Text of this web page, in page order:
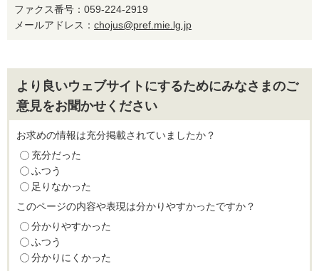
ファクス番号：059-224-2919
メールアドレス： chojus@pref.mie.lg.jp
より良いウェブサイトにするためにみなさまのご
意見をお聞かせください
お求めの情報は充分掲載されていましたか？
充分だった
ふつう
足りなかった
このページの内容や表現は分かりやすかったですか？
分かりやすかった
ふつう
分かりにくかった